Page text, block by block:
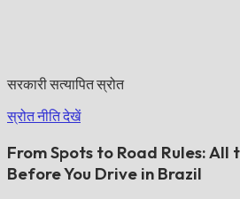
सरकारी सत्यापित स्रोत
स्रोत नीति देखें
From Spots to Road Rules: All
Before You Drive in Brazil